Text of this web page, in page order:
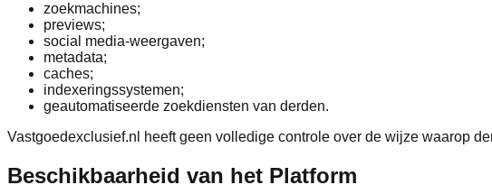
zoekmachines;
previews;
social media-weergaven;
metadata;
caches;
indexeringssystemen;
geautomatiseerde zoekdiensten van derden.
Vastgoedexclusief.nl heeft geen volledige controle over de wijze waarop
Beschikbaarheid van het Platform